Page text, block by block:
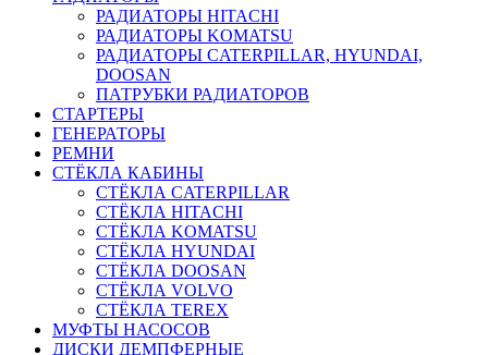
РАДИАТОРЫ HITACHI
РАДИАТОРЫ KOMATSU
РАДИАТОРЫ CATERPILLAR, HYUNDAI,
DOOSAN
ПАТРУБКИ РАДИАТОРОВ
СТАРТЕРЫ
ГЕНЕРАТОРЫ
РЕМНИ
СТЁКЛА КАБИНЫ
СТЁКЛА CATERPILLAR
СТЁКЛА HITACHI
СТЁКЛА KOMATSU
СТЁКЛА HYUNDAI
СТЁКЛА DOOSAN
СТЁКЛА VOLVO
СТЁКЛА TEREX
МУФТЫ НАСОСОВ
ДИСКИ ДЕМПФЕРНЫЕ